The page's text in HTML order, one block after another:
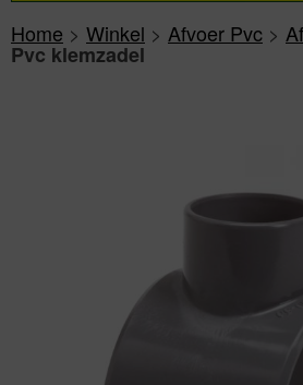
Home > Winkel > Afvoer Pvc >
Pvc klemzadel